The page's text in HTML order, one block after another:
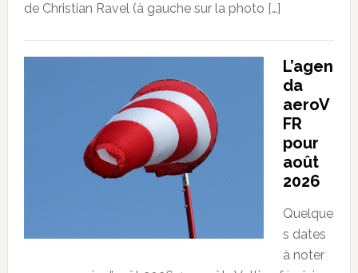
de Christian Ravel (à gauche sur la photo […]
L’agen
da
aeroV
FR
pour
août
2026
Quelque
s dates
à noter